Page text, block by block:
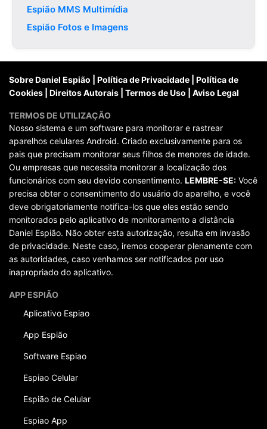
Espião MMS Multimídia
Espião Fotos e Imagens
Sobre Daniel Espião Política de Privacidade
Política de
Cookies
Direitos Autorais Termos de Uso Aviso Legal
TERMOS DE UTILIZAÇÃO
Nosso sistema e um software para monitorar e rastrear
aparelhos celulares Android. Criado exclusivamente para os
pais que precisam monitorar seus filhos de menores de idade.
Ou empresas que necessita monitorar a localização dos
funcionários com seu devido consentimento. LEMBRE-SE: Você
precisa obter o consentimento do usuário do aparelho, e você
deve obrigatoriamente notifica-los que eles estão sendo
monitorados pelo aplicativo de monitoramento a distância
Daniel Espião. Não obter esta autorização, resulta em invasão
de privacidade. Neste caso, iremos cooperar plenamente com
as autoridades, caso venhamos ser notificados por uso
inapropriado do aplicativo.
APP ESPIÃO
Aplicativo Espiao
App Espião
Software Espiao
Espiao Celular
Espião de Celular
Espiao App